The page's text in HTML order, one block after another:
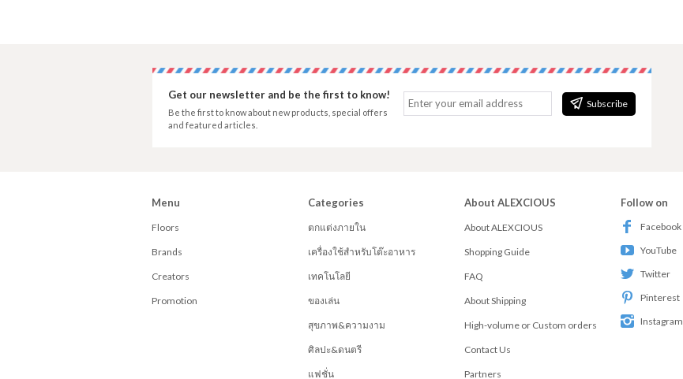
Subscribe
Get our newsletter and be the first to know!
Be the first to know about new products, special offers
and featured articles.
Menu
Floors
Brands
Creators
Promotion
Categories
ตกแต่งภายใน
เครื่องใช้สำหรับโต๊ะอาหาร
เทคโนโลยี
ของเล่น
สุขภาพ&ความงาม
ศิลปะ&ดนตรี
แฟชั่น
About ALEXCIOUS
About ALEXCIOUS
Shopping Guide
FAQ
About Shipping
High-volume or Custom orders
Contact Us
Partners
Follow on
Facebook
YouTube
Twitter
Pinterest
Instagram